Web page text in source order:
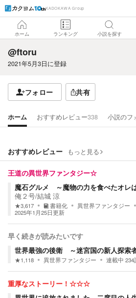
KADOKAWA Group
ホーム ランキング 小説を探す
@ftoru
2021年5月3日に登録
フォロー 共有
ホーム おすすめレビュー338 小説のフ
おすすめレビュー もっと見る
王道の異世界ファンタジー☆
魔石グルメ ～魔物の力を食べたオレ
俺２号/結城 涼
★3,617 書籍化 異世界ファンタジー
2025年1月25日更新
早く続きが読みたいです
世界最強の後衛 ～迷宮国の新人探索
★1,118 異世界ファンタジー 連載中 234
重厚なストーリー！☆☆☆